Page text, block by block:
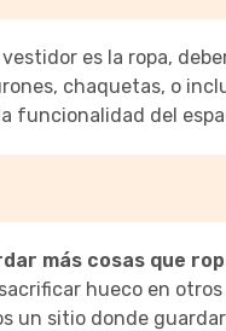
es la ropa,
chaquetas, o
funcionalidad del
más cosas que
hueco en
un sitio donde